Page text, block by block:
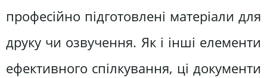
професійно підготовлені матеріали для
друку чи озвучення. Як і інші елементи
ефективного спілкування, ці документи